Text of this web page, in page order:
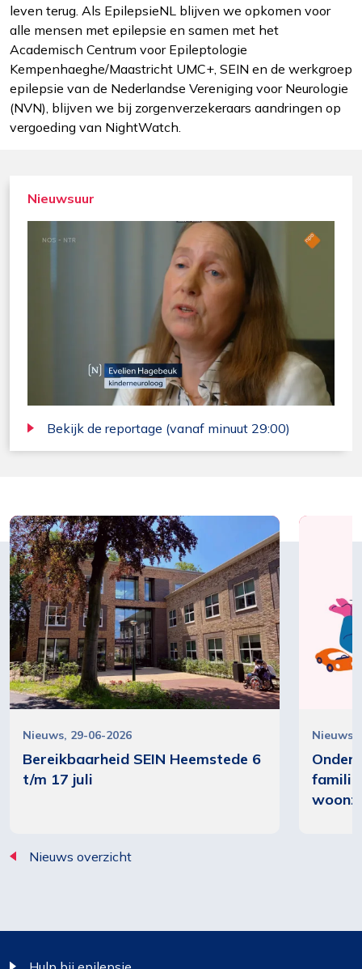
leven terug. Als EpilepsieNL blijven we opkomen voor
alle mensen met epilepsie en samen met het
Academisch Centrum voor Epileptologie
Kempenhaeghe/Maastricht UMC+, SEIN en de werkgroep
epilepsie van de Nederlandse Vereniging voor Neurologie
(NVN), blijven we bij zorgenverzekeraars aandringen op
vergoeding van NightWatch.
Nieuwsuur
Bekijk de reportage (vanaf minuut 29:00)
Bereikbaarheid SEIN Heemstede 6
t/m 17 juli
Nieuws 29-06-2026 Nieuws
Nieuws overzicht